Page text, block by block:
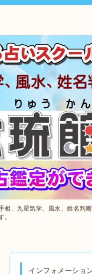
相、九星気学、風水、姓名判
。
インフォメーショ